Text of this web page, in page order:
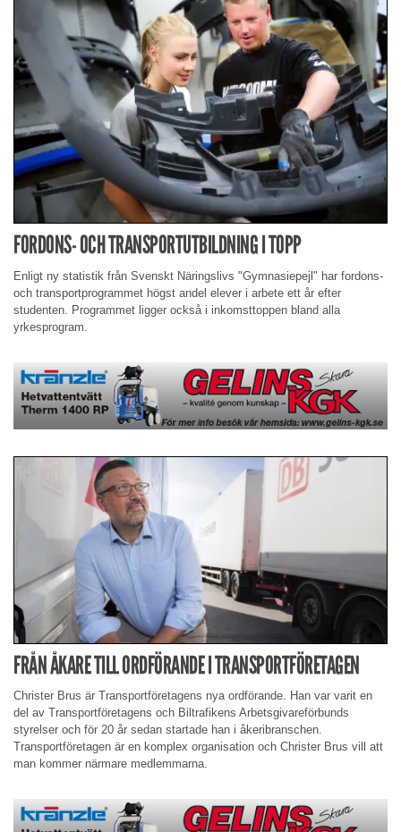
FORDONS- OCH TRANSPORTUTBILDNING I TOPP
Enligt ny statistik från Svenskt Näringslivs "Gymnasiepejl" har fordons-
och transportprogrammet högst andel elever i arbete ett år efter
studenten. Programmet ligger också i inkomsttoppen bland alla
yrkesprogram.
FRÅN ÅKARE TILL ORDFÖRANDE I TRANSPORTFÖRETAGEN
Christer Brus är Transportföretagens nya ordförande. Han var varit en
del av Transportföretagens och Biltrafikens Arbetsgivareförbunds
styrelser och för 20 år sedan startade han i åkeribranschen.
Transportföretagen är en komplex organisation och Christer Brus vill att
man kommer närmare medlemmarna.